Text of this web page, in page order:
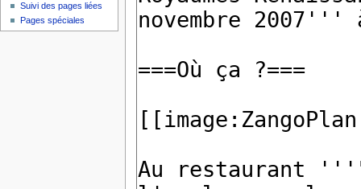
Suivi des pages liées
Pages spéciales